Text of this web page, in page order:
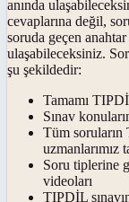
anında
cevaplarına değil,
soruda geçen
ulaşabileceksiniz.
şu şekildedir:
Tamamı
Sınav
Tüm
uzmanlarımız
Soru tiplerine
videoları
TIPDİL